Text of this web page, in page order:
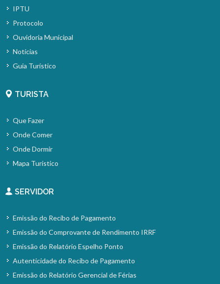
IPTU
Protocolo
Ouvidoria Municipal
Notícias
Guia Turístico
TURISTA
Que Fazer
Onde Comer
Onde Dormir
Mapa Turístico
SERVIDOR
Emissão do Recibo de Pagamento
Emissão do Comprovante de Rendimento IRRF
Emissão do Relatório Espelho Ponto
Autenticidade do Recibo de Pagamento
Emissão do Relatório Gerencial de Férias